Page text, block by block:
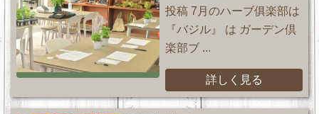
投稿 7月のハーブ俱楽部は
『バジル』 は ガーデン倶
楽部ブ ...
詳しく見る